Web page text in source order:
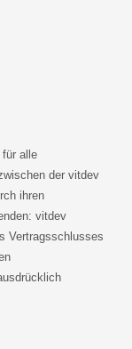
für alle
der vitdev
ihren
vitdev
Vertragsschlusses